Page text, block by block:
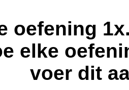
oefening
elke
voer dit